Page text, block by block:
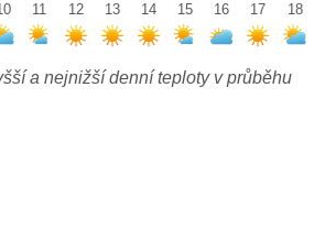
11
12
13
14
15
16
17
18
a nejnižší denní teploty v průběhu